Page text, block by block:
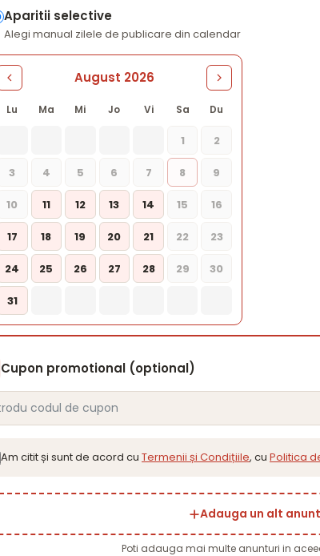
Aparitii selective
Alegi manual zilele de publicare din calendar
August 2026
Lu Ma Mi Jo Vi Sa Du
1 2
3 4 5 6 7 8 9
10 11 12 13 14 15 16
17 18 19 20 21 22 23
24 25 26 27 28 29 30
31
Cupon promotional (optional)
Am citit și sunt de acord cu Termenii și Condițiile, cu Politica
Adauga un alt anunt
Poti adauga mai multe anunturi in